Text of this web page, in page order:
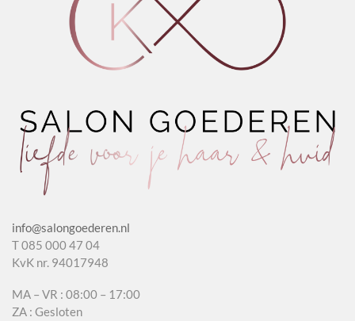
info@salongoederen.nl
T 085 000 47 04
KvK nr. 94017948
MA – VR : 08:00 – 17:00
ZA : Gesloten